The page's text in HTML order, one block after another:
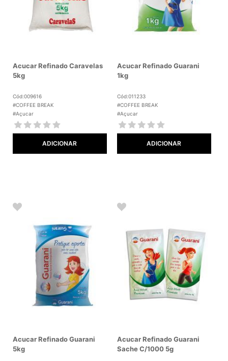
Acucar Refinado Caravelas
5kg
Cód:009616
#COFFEE BREAK
#Açucar
ADICIONAR
Acucar Refinado Guarani
1kg
Cód:011233
#COFFEE BREAK
#Açucar
ADICIONAR
Acucar Refinado Guarani
5kg
Acucar Refinado Guarani
Sache C/1000 5g